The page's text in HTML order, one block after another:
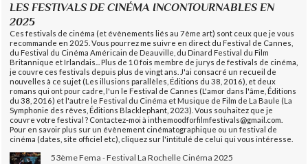
LES FESTIVALS DE CINÉMA INCONTOURNABLES EN
2025
Ces festivals de cinéma (et évènements liés au 7ème art) sont ceux que je vous
recommande en 2025. Vous pourrez me suivre en direct du Festival de Cannes,
du Festival du Cinéma Américain de Deauville, du Dinard Festival du Film
Britannique et Irlandais... Plus de 10 fois membre de jurys de festivals de cinéma,
je couvre ces festivals depuis plus de vingt ans. J'ai consacré un recueil de
nouvelles à ce sujet (Les illusions parallèles, Éditions du 38, 2016), et deux
romans qui ont pour cadre, l'un le Festival de Cannes (L'amor dans l'âme, Éditions
du 38, 2016) et l'autre le Festival du Cinéma et Musique de Film de La Baule (La
Symphonie des rêves, Éditions Blacklephant, 2023). Vous souhaitez que je
couvre votre festival ? Contactez-moi à inthemoodforfilmfestivals@gmail.com.
Pour en savoir plus sur un évènement cinématographique ou un festival de
cinéma (dates, site officiel etc), cliquez sur l'intitulé de celui qui vous intéresse.
53ème Fema - Festival La Rochelle Cinéma 2025